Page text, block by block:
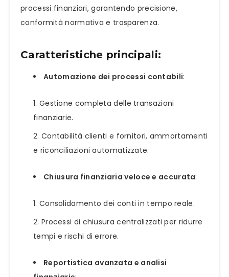
processi finanziari, garantendo precisione,
conformità normativa e trasparenza.
Caratteristiche principali:
Automazione dei processi contabili:
Gestione completa delle transazioni
finanziarie.
Contabilità clienti e fornitori, ammortamenti
e riconciliazioni automatizzate.
Chiusura finanziaria veloce e accurata:
Consolidamento dei conti in tempo reale.
Processi di chiusura centralizzati per ridurre
tempi e rischi di errore.
Reportistica avanzata e analisi